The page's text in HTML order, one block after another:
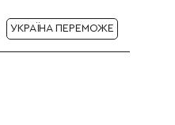
УКРАЇНА ПЕРЕМОЖЕ